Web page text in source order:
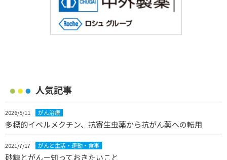
人気記事
2026/5/11 がん治療
多標的イベルメクチン、抗寄生虫薬から抗がん薬への転用
2021/7/17 がんと生活・運動・食事
砂糖とがん－知っておきたいこと